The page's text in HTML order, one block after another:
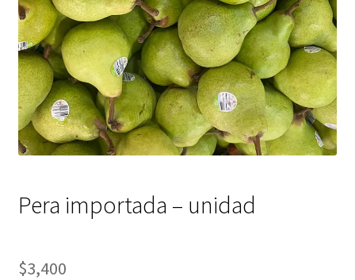
Pera importada – unidad
$3,400